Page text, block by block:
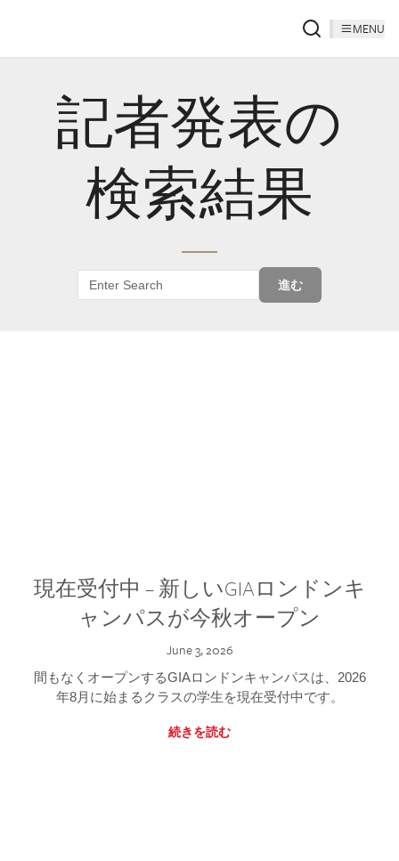
MENU
記者発表の
検索結果
進む
現在受付中 – 新しいGIAロンドンキ
ャンパスが今秋オープン
June 3, 2026
間もなくオープンするGIAロンドンキャンパスは、2026
年8月に始まるクラスの学生を現在受付中です。
続きを読む